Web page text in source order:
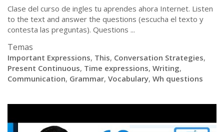
Clase del curso de ingles tu aprendes ahora Internet. Listen
to the text and answer the questions (escucha el texto y
contesta las preguntas). Questions ...
Temas
Important Expressions, This, Conversation Strategies,
Present Continuous, Time expressions, Writing,
Communication, Grammar, Vocabulary, Wh questions